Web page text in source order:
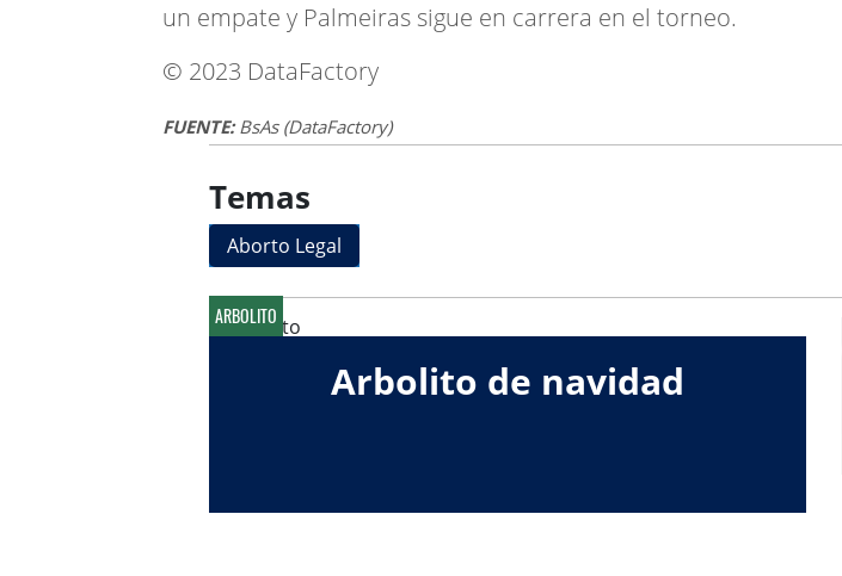
un empate y Palmeiras sigue en carrera en el torneo.
© 2023 DataFactory
FUENTE:BsAs (DataFactory)
Temas
Aborto Legal
ARBOLITO
Arbolito de navidad